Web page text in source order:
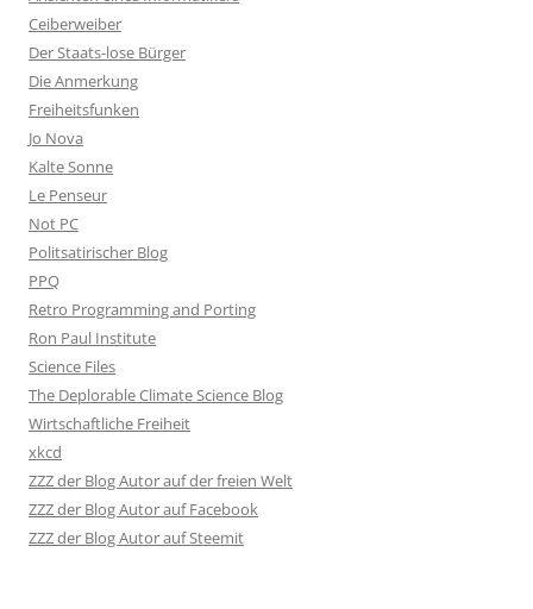
Ceiberweiber
Der Staats-lose Bürger
Die Anmerkung
Freiheitsfunken
Jo Nova
Kalte Sonne
Le Penseur
Not PC
Politsatirischer Blog
PPQ
Retro Programming and Porting
Ron Paul Institute
Science Files
The Deplorable Climate Science Blog
Wirtschaftliche Freiheit
xkcd
ZZZ der Blog Autor auf der freien Welt
ZZZ der Blog Autor auf Facebook
ZZZ der Blog Autor auf Steemit